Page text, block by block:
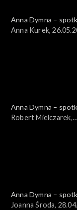
Anna Dymna –
Anna Kurek,
Anna Dymna –
Robert Mielczarek,
Anna Dymna –
Joanna Środa,